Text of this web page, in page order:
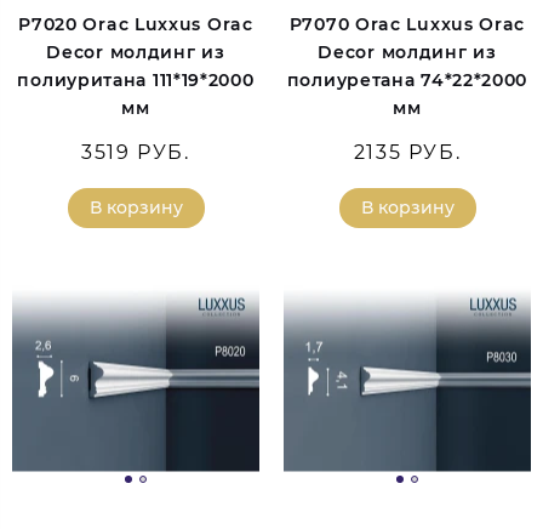
P7020 Orac Luxxus Orac
Decor молдинг из
полиуритана 111*19*2000
мм
3519 РУБ.
В корзину
P7070 Orac Luxxus Orac
Decor молдинг из
полиуретана 74*22*2000
мм
2135 РУБ.
В корзину